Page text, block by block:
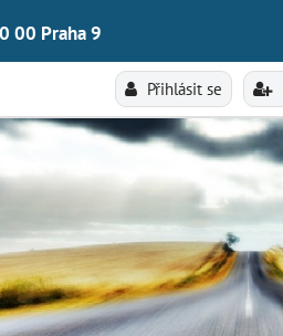
00 Praha 9
Přihlásit se